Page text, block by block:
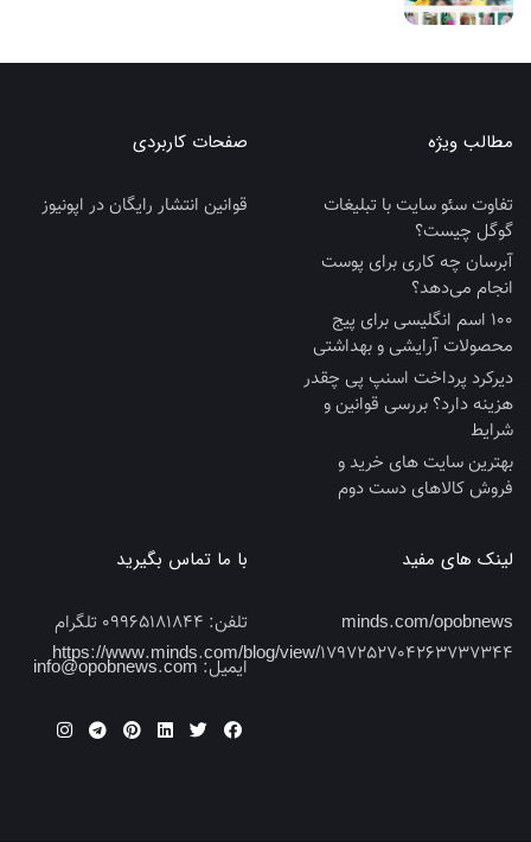
مطالب ویژه
تفاوت سئو سایت با تبلیغات
گوگل چیست؟
آبرسان چه کاری برای پوست
انجام می‌دهد؟
100 اسم انگلیسی برای پیج
محصولات آرایشی و بهداشتی
دیرکرد پرداخت اسنپ پی چقدر
هزینه دارد؟ بررسی قوانین و
شرایط
بهترین سایت‌ های خرید و
فروش کالاهای دست‌ دوم
صفحات کاربردی
قوانین انتشار رایگان در اپونیوز
لینک های مفید
minds.com/opobnews
https://www.minds.com/blog/view/1797252704263737344
با ما تماس بگیرید
تلفن:
ایمیل: